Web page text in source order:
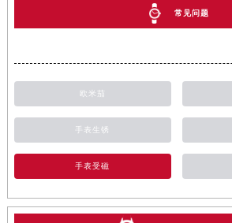
常见问题
欧米茄
手表生锈
手表受磁